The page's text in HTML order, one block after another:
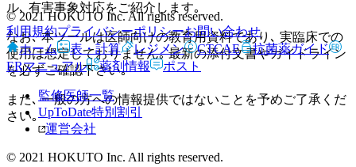
© 2021 HOKUTO Inc. All rights reserved.
利用規約プライバシーポリシーお問い合わせ
ホーム
表・計算 レジメン CTCAE
抗菌薬ガイド
ERマニュアル
薬剤情報 ポスト
監修医師一覧
UpToDate特別割引
運営会社
© 2021 HOKUTO Inc. All rights reserved.
ル､ 有害事象対応をご紹介します｡
なお､ 本ツールは医師向けの教育用資料であり､ 実臨床での
使用は想定しておりません｡ 最新の添付文書やガイドライン
を必ずご確認下さい｡
また､ 一般の方への情報提供ではないことを予めご了承くだ
さい｡